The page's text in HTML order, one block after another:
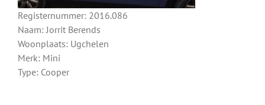
Registernummer: 2016.086
Naam: Jorrit Berends
Woonplaats: Ugchelen
Merk: Mini
Type: Cooper